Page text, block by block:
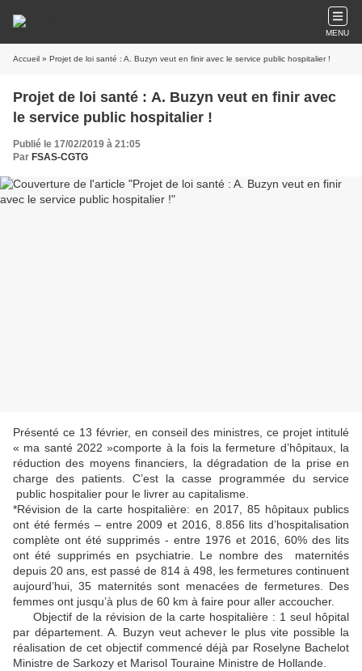
MENU
Accueil » Projet de loi santé : A. Buzyn veut en finir avec le service public hospitalier !
Projet de loi santé : A. Buzyn veut en finir avec
le service public hospitalier !
Publié le 17/02/2019 à 21:05
Par FSAS-CGTG
Présenté ce 13 février, en conseil des ministres, ce projet intitulé
« ma santé 2022 »comporte à la fois la fermeture d’hôpitaux, la
réduction des moyens financiers, la dégradation de la prise en
charge des patients. C’est la casse programmée du service
public hospitalier pour le livrer au capitalisme.
*Révision de la carte hospitalière: en 2017, 85 hôpitaux publics
ont été fermés – entre 2009 et 2016, 8.856 lits d’hospitalisation
complète ont été supprimés - entre 1976 et 2016, 60% des lits
ont été supprimés en psychiatrie. Le nombre des maternités
depuis 20 ans, est passé de 814 à 498, les fermetures continuent
aujourd’hui, 35 maternités sont menacées de fermetures. Des
femmes ont jusqu’à plus de 60 km à faire pour aller accoucher.
Objectif de la révision de la carte hospitalière : 1 seul hôpital
par département. A. Buzyn veut achever le plus vite possible la
réalisation de cet objectif commencé déjà par Roselyne Bachelot
Ministre de Sarkozy et Marisol Touraine Ministre de Hollande.